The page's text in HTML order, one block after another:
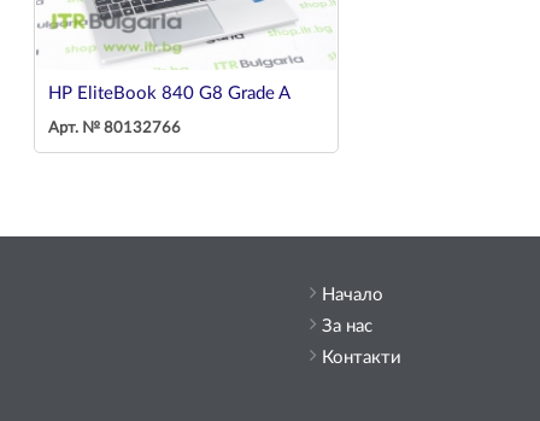
HP EliteBook 840 G8 Grade A
Арт. № 80132766
Начало
За нас
Контакти